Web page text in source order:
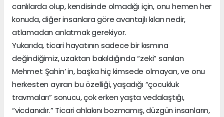
canlılarda olup, kendisinde olmadığı için, onu hemen her
konuda, diğer insanlara göre avantajlı kılan nedir,
atlamadan anlatmak gerekiyor.
Yukarıda, ticari hayatının sadece bir kısmına
değindiğimiz, uzaktan bakıldığında “zeki” sanılan
Mehmet Şahin’ in, başka hiç kimsede olmayan, ve onu
herkesten ayıran bu özelliği, yaşadığı “çocukluk
travmaları” sonucu, çok erken yaşta vedalaştığı,
“vicdanıdır.” Ticari ahlakını bozmamış, düzgün insanların,